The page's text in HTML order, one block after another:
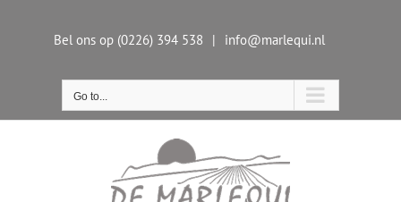
Bel ons op (0226) 394 538 | info@marlequi.nl
Go to...